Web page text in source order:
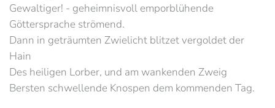
Gewaltiger! - geheimnisvoll emporblühende
Göttersprache strömend.
Dann in geträumten Zwielicht blitzet vergoldet der
Hain
Des heiligen Lorber, und am wankenden Zweig
Bersten schwellende Knospen dem kommenden Tag.